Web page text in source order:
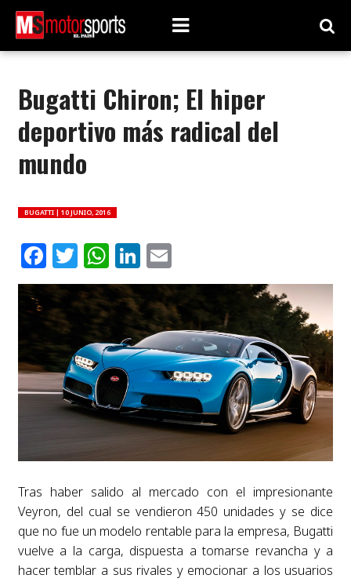
Bugatti Chiron; El hiper
deportivo más radical del
mundo
BUGATTI | 10 JUNIO, 2016
Facebook
Twitter
WhatsApp
LinkedIn
Email
Tras haber salido al mercado con el impresionante
Veyron, del cual se vendieron 450 unidades y se dice
que no fue un modelo rentable para la empresa, Bugatti
vuelve a la carga, dispuesta a tomarse revancha y a
hacer temblar a sus rivales y emocionar a los usuarios